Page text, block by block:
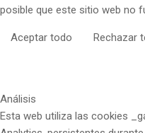
posible que este sitio web no
Aceptar todo Rechazar
Análisis
Esta web utiliza las cookies